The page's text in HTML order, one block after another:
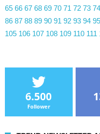
65 66 67 68 69 70 71 72 73 74
86 87 88 89 90 91 92 93 94 95
105 106 107 108 109 110 111
6.500
Follower